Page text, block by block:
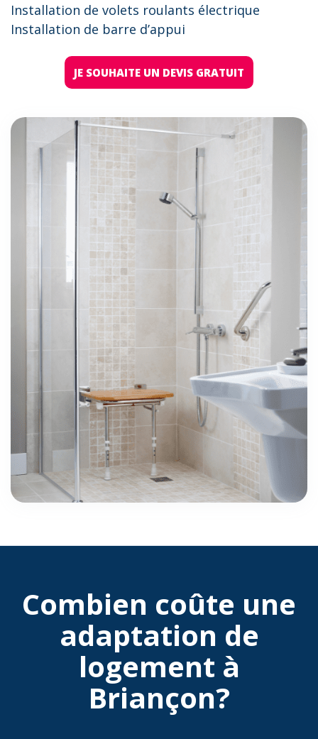
Installation de volets roulants électrique
Installation de barre d’appui
JE SOUHAITE UN DEVIS GRATUIT
Combien coûte une
adaptation de
logement à
Briançon?